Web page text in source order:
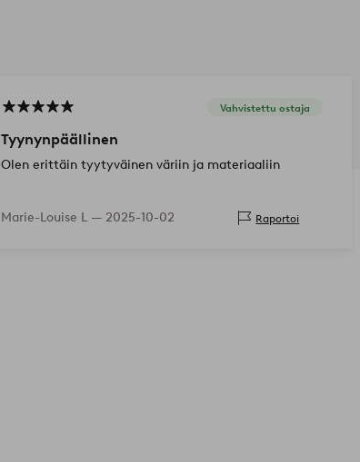
Vahvistettu ostaja
Tyynynpäällinen
Olen erittäin tyytyväinen väriin ja materiaaliin
Marie-Louise L — 2025-10-02 Raportoi